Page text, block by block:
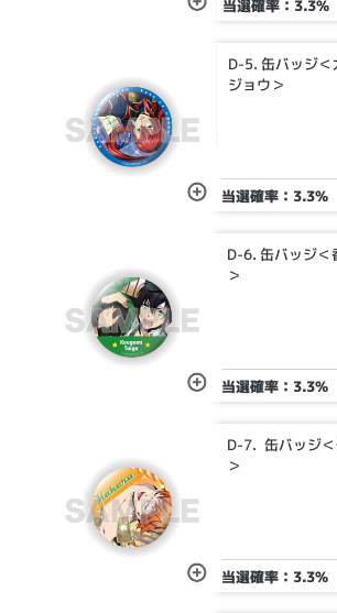
当選確率：3.3%
当選確率：3.3%
D-5. 缶バッジ＜
ジョウ＞
当選確率：3.3%
D-6. 缶バッジ＜
＞
当選確率：3.3%
D-7. 缶バッジ
＞